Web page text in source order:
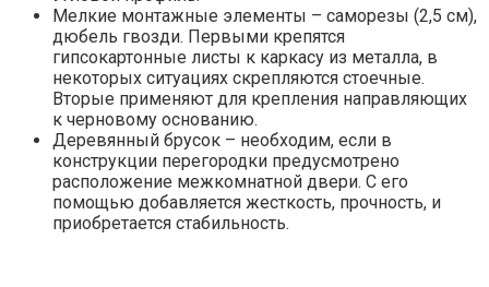
Мелкие монтажные элементы – саморезы (2,5 см),
дюбель гвозди. Первыми крепятся
гипсокартонные листы к каркасу из металла, в
некоторых ситуациях скрепляются стоечные.
Вторые применяют для крепления направляющих
к черновому основанию.
Деревянный брусок – необходим, если в
конструкции перегородки предусмотрено
расположение межкомнатной двери. С его
помощью добавляется жесткость, прочность, и
приобретается стабильность.